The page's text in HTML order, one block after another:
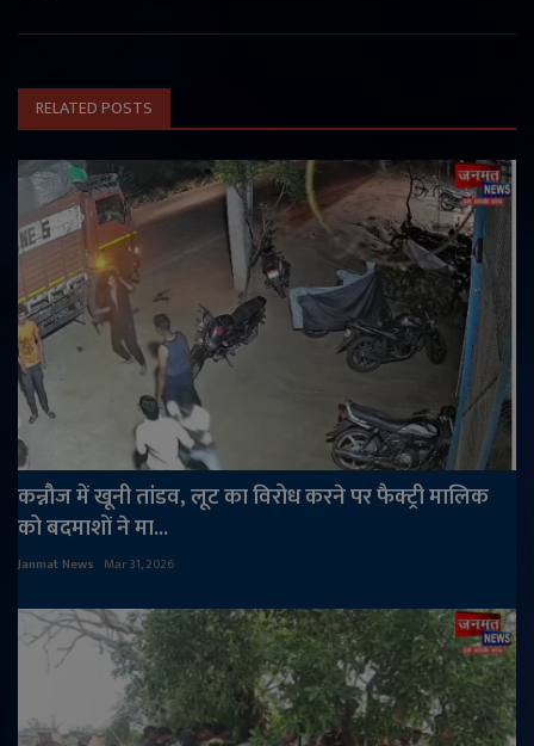
RELATED POSTS
कन्नौज में खूनी तांडव, लूट का विरोध करने पर फैक्ट्री मालिक
को बदमाशों ने मा...
Janmat News Mar 31, 2026